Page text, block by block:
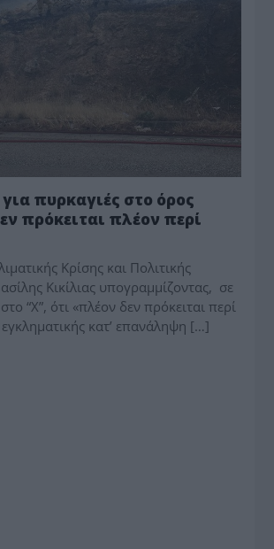
για πυρκαγιές στο όρος
πρόκειται πλέον περί
Κρίσης και Πολιτικής
Κικίλιας υπογραμμίζοντας, σε
“X”, ότι «πλέον δεν πρόκειται περί
κατ’ επανάληψη […]